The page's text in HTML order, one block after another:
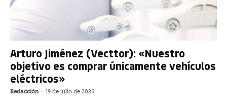
Arturo Jiménez (Vecttor): «Nuestro
objetivo es comprar únicamente vehículos
eléctricos»
Redacción - 19 de julio de 2026